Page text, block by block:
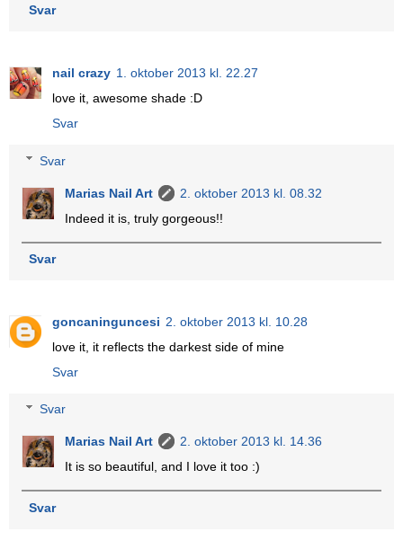
Svar
nail crazy 1. oktober 2013 kl. 22.27
love it, awesome shade :D
Svar
Svar
Marias Nail Art
2. oktober 2013 kl. 08.32
Indeed it is, truly gorgeous!!
Svar
goncaninguncesi 2. oktober 2013 kl. 10.28
love it, it reflects the darkest side of mine
Svar
Svar
Marias Nail Art
2. oktober 2013 kl. 14.36
It is so beautiful, and I love it too :)
Svar